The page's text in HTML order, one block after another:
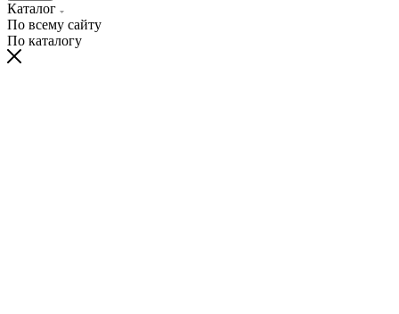
Каталог
По всему сайту
По каталогу